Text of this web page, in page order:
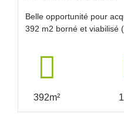
Belle opportunité pour
392 m2 borné et viabilisé
392m²